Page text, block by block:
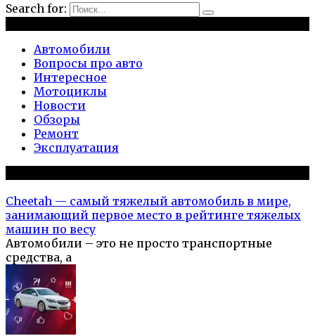
Search for:
Автомобили
Вопросы про авто
Интересное
Мотоциклы
Новости
Обзоры
Ремонт
Эксплуатация
Cheetah — самый тяжелый автомобиль в мире,
занимающий первое место в рейтинге тяжелых
машин по весу
Автомобили – это не просто транспортные
средства, а